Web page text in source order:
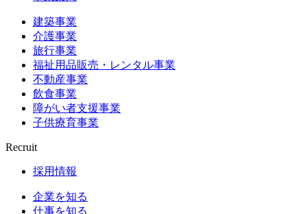
建築事業
介護事業
旅行事業
福祉用品販売・レンタル事業
不動産事業
飲食事業
障がい者支援事業
子供療育事業
Recruit
採用情報
企業を知る
仕事を知る